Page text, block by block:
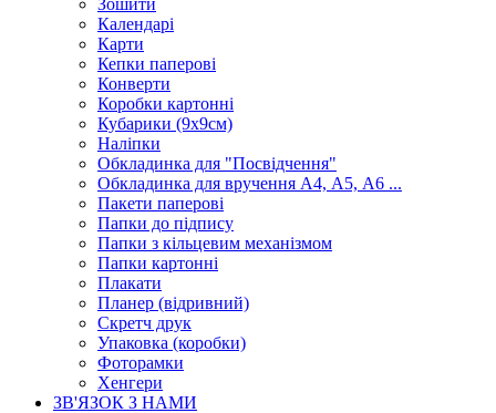
Зошити
Календарі
Карти
Кепки паперові
Конверти
Коробки картонні
Кубарики (9х9см)
Наліпки
Обкладинка для "Посвідчення"
Обкладинка для вручення А4, А5, А6 ...
Пакети паперові
Папки до підпису
Папки з кільцевим механізмом
Папки картонні
Плакати
Планер (відривний)
Скретч друк
Упаковка (коробки)
Фоторамки
Хенгери
ЗВ'ЯЗОК З НАМИ